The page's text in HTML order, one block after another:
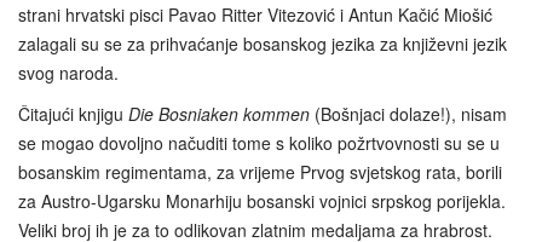
strani hrvatski pisci Pavao Ritter Vitezović i Antun Kačić Miošić
zalagali su se za prihvaćanje bosanskog jezika za književni jezik
svog naroda.
Čitajući knjigu Die Bosniaken kommen (Bošnjaci dolaze!), nisam
se mogao dovoljno načuditi tome s koliko požrtvovnosti su se u
bosanskim regimentama, za vrijeme Prvog svjetskog rata, borili
za Austro-Ugarsku Monarhiju bosanski vojnici srpskog porijekla.
Veliki broj ih je za to odlikovan zlatnim medaljama za hrabrost.